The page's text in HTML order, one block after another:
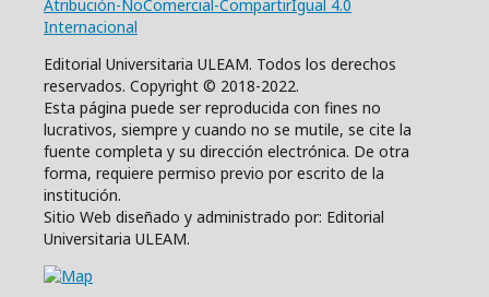
Atribución-NoComercial-CompartirIgual 4.0
Internacional
Editorial Universitaria ULEAM. Todos los derechos
reservados. Copyright © 2018-2022.
Esta página puede ser reproducida con fines no
lucrativos, siempre y cuando no se mutile, se cite la
fuente completa y su dirección electrónica. De otra
forma, requiere permiso previo por escrito de la
institución.
Sitio Web diseñado y administrado por: Editorial
Universitaria ULEAM.